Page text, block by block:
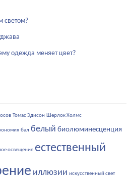
светом?
одежда меняет цвет?
Томас Эдисон Шерлок Холмс
бал белый биолюминесценция
освещение естественный
иллюзии искусственный свет